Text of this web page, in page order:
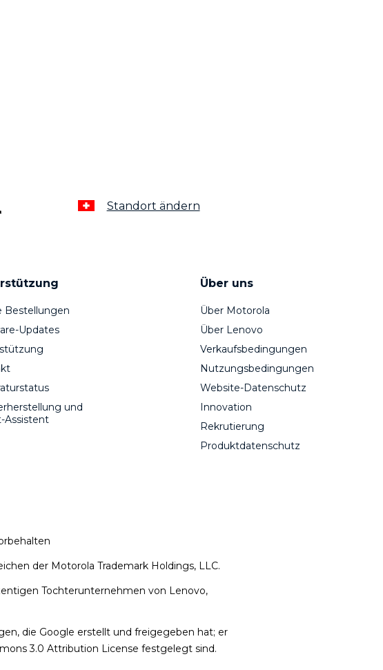
Standort ändern
Bestellungen
Updates
und
Assistent
Über uns
Über Motorola
Über Lenovo
Verkaufsbedingungen
Nutzungsbedingungen
Website-Datenschutz
Innovation
Rekrutierung
Produktdatenschutz
der Motorola Trademark Holdings, LLC.
Tochterunternehmen von Lenovo,
die Google erstellt und freigegeben hat; er
3.0 Attribution License festgelegt sind.